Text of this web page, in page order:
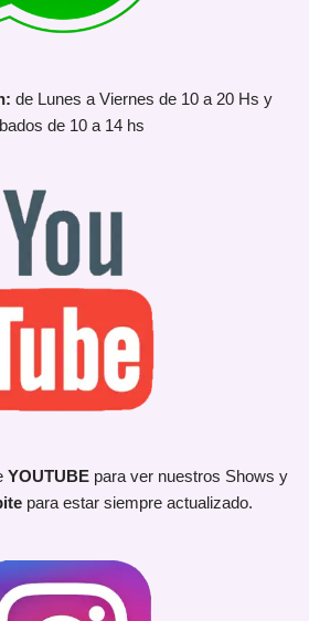
de Lunes a Viernes de 10 a 20 Hs y
de 10 a 14 hs
YOUTUBEpara ver nuestros Shows y
para estar siempre actualizado.